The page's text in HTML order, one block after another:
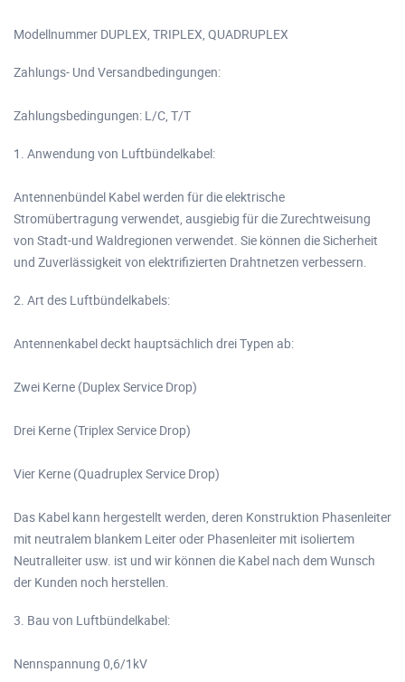
Modellnummer DUPLEX, TRIPLEX, QUADRUPLEX
Zahlungs- Und Versandbedingungen:
Zahlungsbedingungen: L/C, T/T
1. Anwendung von Luftbündelkabel:
Antennenbündel Kabel werden für die elektrische
Stromübertragung verwendet, ausgiebig für die Zurechtweisung
von Stadt-und Waldregionen verwendet. Sie können die Sicherheit
und Zuverlässigkeit von elektrifizierten Drahtnetzen verbessern.
2. Art des Luftbündelkabels:
Antennenkabel deckt hauptsächlich drei Typen ab:
Zwei Kerne (Duplex Service Drop)
Drei Kerne (Triplex Service Drop)
Vier Kerne (Quadruplex Service Drop)
Das Kabel kann hergestellt werden, deren Konstruktion Phasenleiter
mit neutralem blankem Leiter oder Phasenleiter mit isoliertem
Neutralleiter usw. ist und wir können die Kabel nach dem Wunsch
der Kunden noch herstellen.
3. Bau von Luftbündelkabel:
Nennspannung 0,6/1kV